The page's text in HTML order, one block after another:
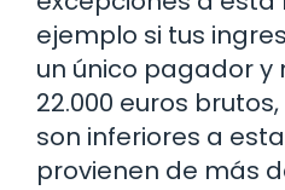
ejemplo si tus
un único pagador y
22.000 euros
son inferiores a
provienen de más